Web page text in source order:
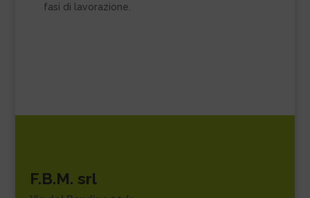
fasi di lavorazione.
F.B.M. srl